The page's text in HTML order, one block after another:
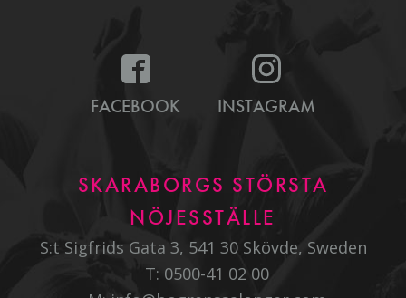
FACEBOOK INSTAGRAM
SKARABORGS STÖRSTA
NÖJESSTÄLLE
S:t Sigfrids Gata 3, 541 30 Skövde, Sweden
T: 0500-41 02 00